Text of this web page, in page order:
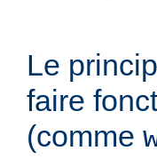
Le
faire
(comme